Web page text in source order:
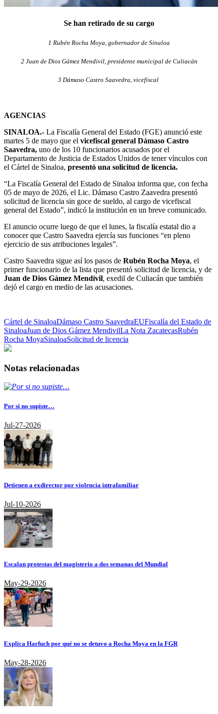
Se han retirado de su cargo
1 Rubén Rocha Moya, gobernador de Sinaloa
2 Juan de Dios Gámez Mendivil, presidente municipal de Culiacán
3 Dámaso Castro Saavedra, vicefiscal
AGENCIAS
SINALOA.- La Fiscalía General del Estado (FGE) anunció este
martes 5 de mayo que el vicefiscal general Dámaso Castro
Saavedra, uno de los 10 funcionarios acusados por el
Departamento de Justicia de Estados Unidos de tener vínculos con
el Cártel de Sinaloa, presentó una solicitud de licencia.
“La Fiscalía General del Estado de Sinaloa informa que, con fecha
05 de mayo de 2026, el Lic. Dámaso Castro Zaavedra presentó
solicitud de licencia sin goce de sueldo, al cargo de vicefiscal
general del Estado”, indicó la institución en un breve comunicado.
El anuncio ocurre luego de que el lunes, la fiscalía estatal dio a
conocer que Castro Saavedra ejercía sus funciones “en pleno
ejercicio de sus atribuciones legales”.
Castro Saavedra sigue así los pasos de Rubén Rocha Moya, el
primer funcionario de la lista que presentó solicitud de licencia, y de
Juan de Dios Gámez Mendívil, exedil de Culiacán que también
dejó el cargo en medio de las acusaciones.
Cártel de SinaloaDámaso Castro SaavedraEUFiscalía del Estado de
SinaloaJuan de Dios Gámez MendivilLa Nota ZacatecasRubén
Rocha MoyaSinaloaSolicitud de licencia
Notas relacionadas
Por si no supiste…
Jul-27-2026
Detienen a exdirector por violencia intrafamiliar
Jul-10-2026
Escalan protestas del magisterio a dos semanas del Mundial
May-29-2026
Explica Harfuch por qué no se detuvo a Rocha Moya en la FGR
May-28-2026